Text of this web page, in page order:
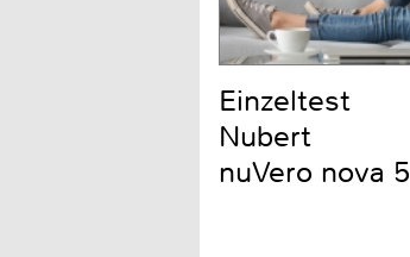
Einzeltest
Nubert
nuVero nova 5